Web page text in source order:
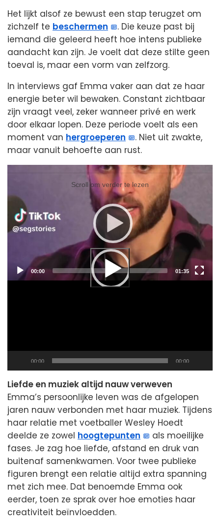
Het lijkt alsof ze bewust een stap terugzet om
zichzelf te beschermen
. Die keuze past bij
iemand die geleerd heeft hoe intens publieke
aandacht kan zijn. Je voelt dat deze stilte geen
toeval is, maar een vorm van zelfzorg.
In interviews gaf Emma vaker aan dat ze haar
energie beter wil bewaken. Constant zichtbaar
zijn vraagt veel, zeker wanneer privé en werk
door elkaar lopen. Deze periode voelt als een
moment van hergroeperen
. Niet uit zwakte,
maar vanuit behoefte aan rust.
Scroll om verder te lezen
Current
00:00
Total
duration
01:35
Current
00:00
Total
00:00
Liefde en muziek altijd nauw verweven
Emma’s persoonlijke leven was de afgelopen
jaren nauw verbonden met haar muziek. Tijdens
haar relatie met voetballer Wesley Hoedt
deelde ze zowel hoogtepunten
als moeilijke
fases. Je zag hoe liefde, afstand en druk van
buitenaf samenkwamen. Voor twee publieke
figuren brengt een relatie altijd extra spanning
met zich mee. Dat benoemde Emma ook
eerder, toen ze sprak over hoe emoties haar
creativiteit beïnvloedden.